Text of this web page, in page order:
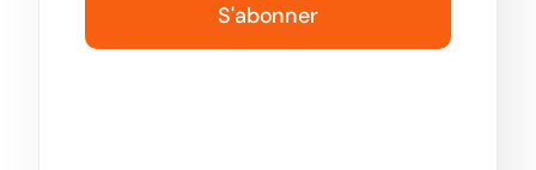
S'abonner